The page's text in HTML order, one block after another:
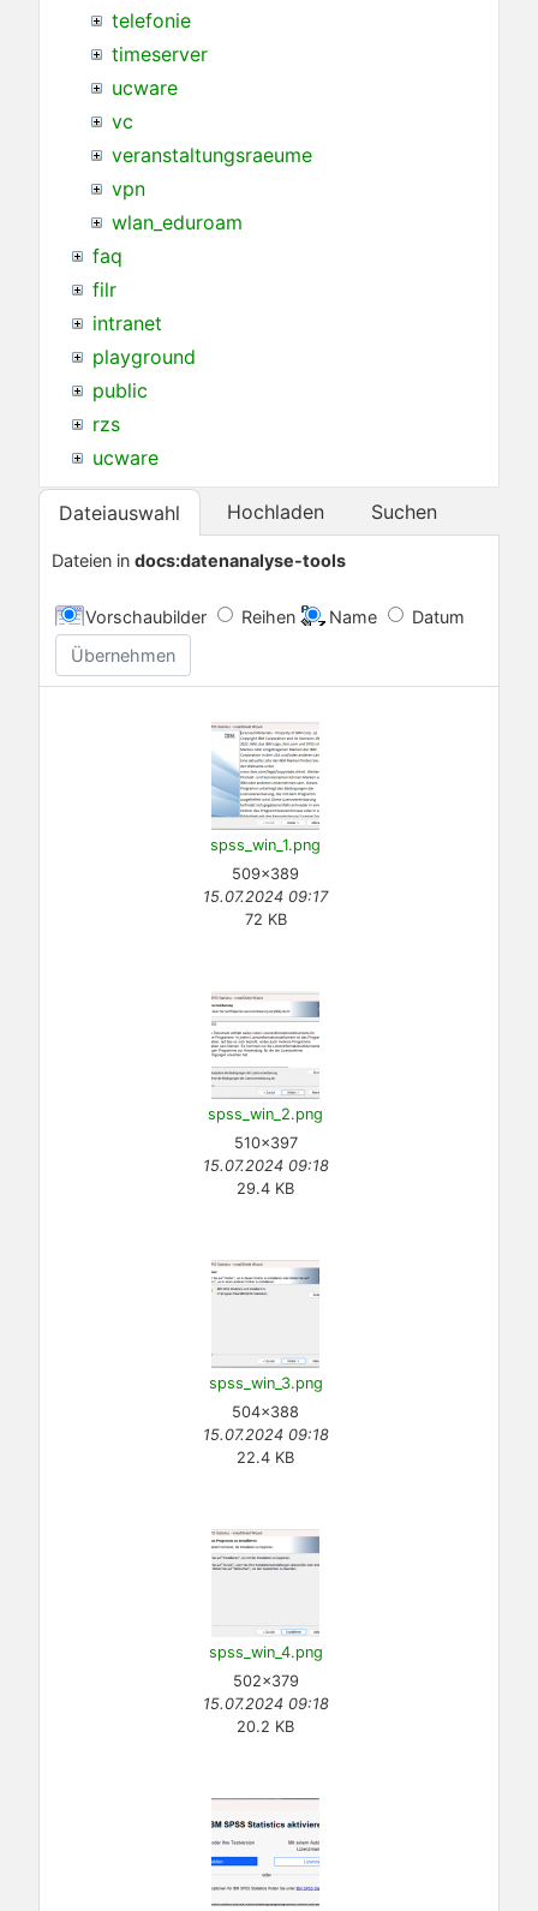
telefonie
timeserver
ucware
vc
veranstaltungsraeume
vpn
wlan_eduroam
faq
filr
intranet
playground
public
rzs
ucware
Dateiauswahl Hochladen Suchen
Dateien in docs:datenanalyse-tools
Vorschaubilder Reihen Name
Datum
Übernehmen
spss_win_1.png
509×389
15.07.2024 09:17
72 KB
spss_win_2.png
510×397
15.07.2024 09:18
29.4 KB
spss_win_3.png
504×388
15.07.2024 09:18
22.4 KB
spss_win_4.png
502×379
15.07.2024 09:18
20.2 KB